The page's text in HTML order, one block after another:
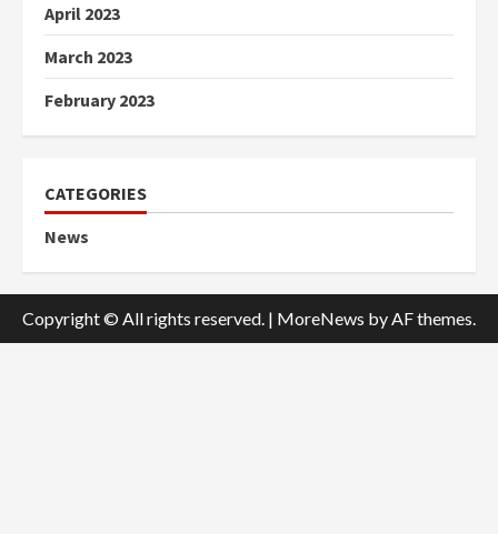
April 2023
March 2023
February 2023
CATEGORIES
News
Copyright © All rights reserved. | MoreNews by AF themes.